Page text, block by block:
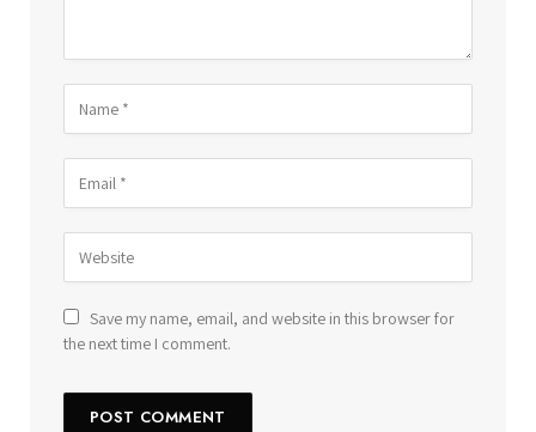
Save my name, email, and website in this browser for
the next time I comment.